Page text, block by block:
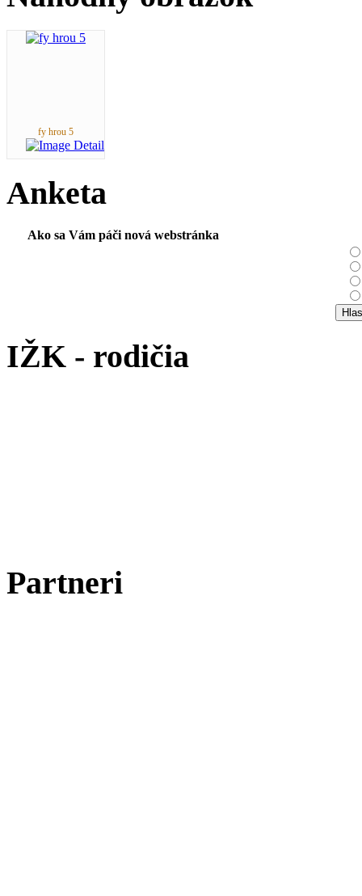
fy hrou 5
Anketa
Ako sa Vám páči nová webstránka
IŽK - rodičia
Partneri